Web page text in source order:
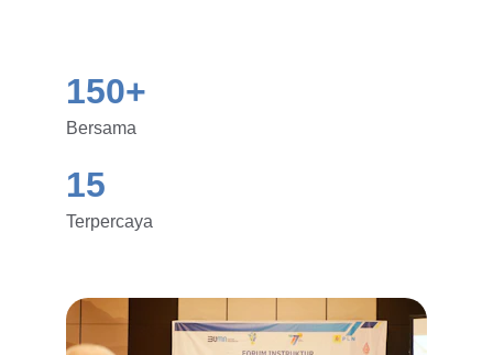
150+
15
Terpercaya
Bersama